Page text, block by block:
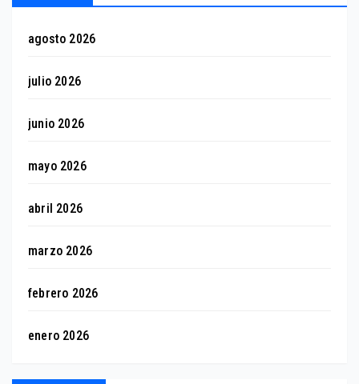
agosto 2026
julio 2026
junio 2026
mayo 2026
abril 2026
marzo 2026
febrero 2026
enero 2026